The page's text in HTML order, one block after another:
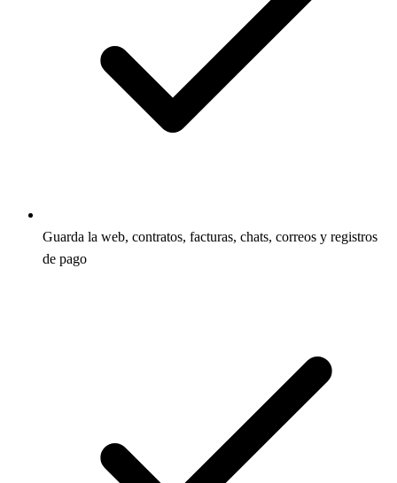
Guarda la web, contratos, facturas, chats, correos y registros
de pago